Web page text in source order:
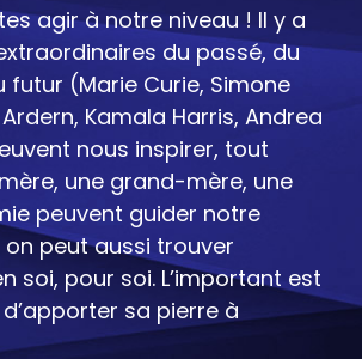
agir à notre niveau ! Il y a
du passé, du
futur (Marie Curie, Simone
Kamala Harris, Andrea
nous inspirer, tout
une grand-mère, une
peuvent guider notre
on peut aussi trouver
soi, pour soi. L’important est
sa pierre à